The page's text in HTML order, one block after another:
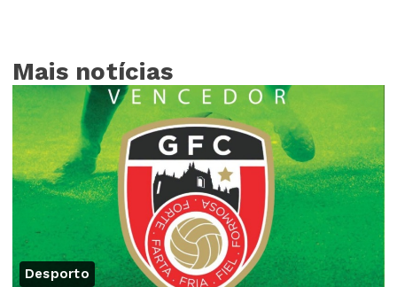
Mais notícias
Desporto